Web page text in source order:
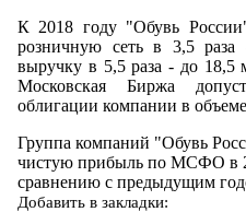
К 2018 году "Обувь
розничную сеть в 3,5
выручку в 5,5 раза - до 18,5
Московская Биржа
облигации компании в
Группа компаний "Обувь
чистую прибыль по МСФО в
сравнению с предыдущим
Добавить в закладки: